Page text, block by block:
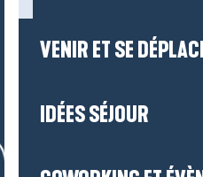
VENIR ET SE
IDÉES SÉJOUR